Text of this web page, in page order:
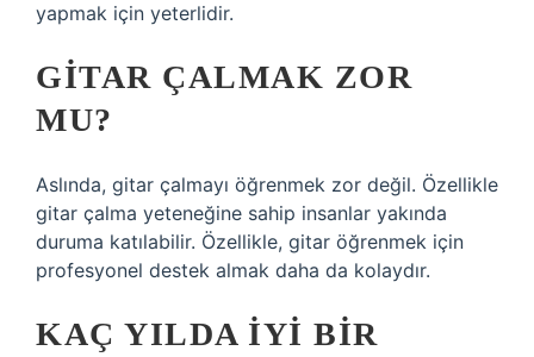
yapmak için yeterlidir.
GITAR ÇALMAK ZOR
MU?
Aslında, gitar çalmayı öğrenmek zor değil. Özellikle
gitar çalma yeteneğine sahip insanlar yakında
duruma katılabilir. Özellikle, gitar öğrenmek için
profesyonel destek almak daha da kolaydır.
KAÇ YILDA IYI BIR